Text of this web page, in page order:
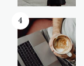
4